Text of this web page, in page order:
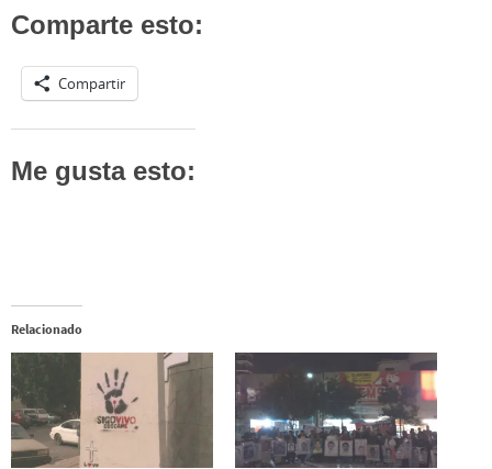
Comparte esto:
Compartir
Me gusta esto:
Relacionado